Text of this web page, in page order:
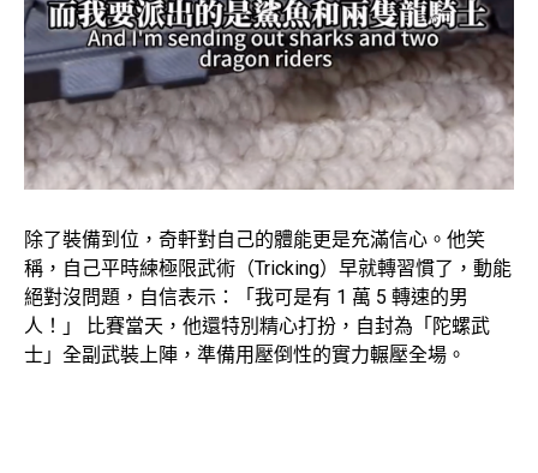
除了裝備到位，奇軒對自己的體能更是充滿信心。他笑
稱，自己平時練極限武術（Tricking）早就轉習慣了，動能
絕對沒問題，自信表示：「我可是有 1 萬 5 轉速的男
人！」 比賽當天，他還特別精心打扮，自封為「陀螺武
士」全副武裝上陣，準備用壓倒性的實力輾壓全場。